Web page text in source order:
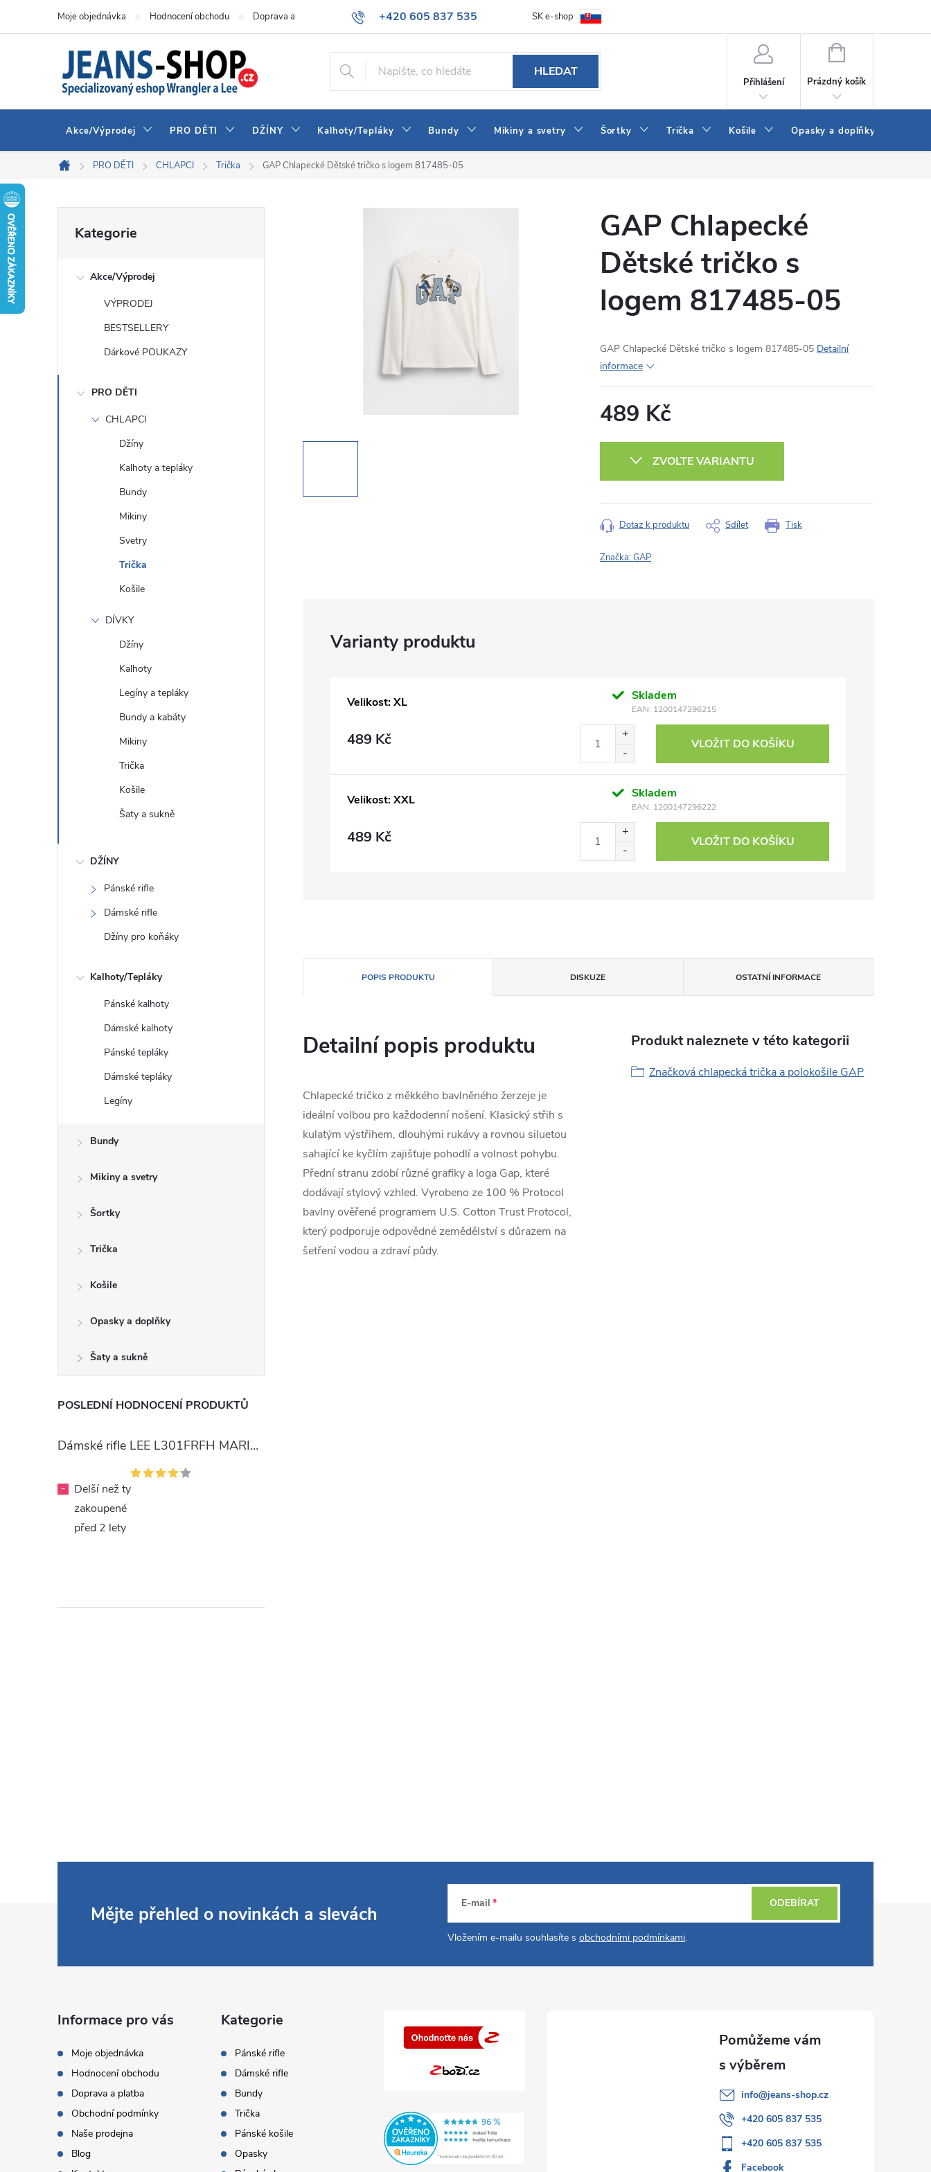
+420 605 837 535
info@jeans-shop.cz
Moje objednávka Hodnocení obchodu Doprava a platba Obchodní podmínky Naše prodejna Blog Kontakt
SK e-shop
HLEDAT
Přihlášení
NÁKUPNÍ
Prázdný košík
Akce/Výprodej PRO DĚTI DŽÍNY Kalhoty/Tepláky Bundy Mikiny a svetry Šortky Trička Košile Opasky a doplňky
Domů
PRO DĚTI CHLAPCI Trička GAP Chlapecké Dětské tričko s logem 817485-05
kategorie
Kategorie
Akce/Výprodej
VÝPRODEJ
BESTSELLERY
Dárkové POUKAZY
PRO DĚTI
CHLAPCI
Džíny
Kalhoty a tepláky
Bundy
Mikiny
Svetry
Trička
Košile
DÍVKY
Džíny
Kalhoty
Legíny a tepláky
Bundy a kabáty
Mikiny
Trička
Košile
Šaty a sukně
DŽÍNY
Pánské rifle
Dámské rifle
Džíny pro koňáky
Kalhoty/Tepláky
Pánské kalhoty
Dámské kalhoty
Pánské tepláky
Dámské tepláky
Legíny
Bundy
Mikiny a svetry
Šortky
Trička
Košile
Opasky a doplňky
Šaty a sukně
POSLEDNÍ HODNOCENÍ PRODUKTŮ
Dámské rifle LEE L301FRFH MARION STRAIGHT RINSE
-
Delší než ty
zakoupené
před 2 lety
GAP Chlapecké
Dětské tričko s
logem 817485-05
GAP Chlapecké Dětské tričko s logem 817485-05 Detailní
informace
489 Kč
ZVOLTE VARIANTU
Tisk
Dotaz k produktu Sdílet
Značka:GAP
Velikost: XL Skladem
EAN: 1200147296215
489 Kč VLOŽIT DO KOŠÍKU
Velikost: XXL Skladem
EAN: 1200147296222
489 Kč VLOŽIT DO KOŠÍKU
POPIS PRODUKTU DISKUZE OSTATNÍ INFORMACE
Detailní popis produktu
Chlapecké tričko z měkkého bavlněného žerzeje je
ideální volbou pro každodenní nošení. Klasický střih s
kulatým výstřihem, dlouhými rukávy a rovnou siluetou
sahající ke kyčlím zajišťuje pohodlí a volnost pohybu.
Přední stranu zdobí různé grafiky a loga Gap, které
dodávají stylový vzhled. Vyrobeno ze 100 % Protocol
bavlny ověřené programem U.S. Cotton Trust Protocol,
který podporuje odpovědné zemědělství s důrazem na
šetření vodou a zdraví půdy.
Produkt naleznete v této kategorii
Značková chlapecká trička a polokošile GAP
Mějte přehled o novinkách a slevách E-mail
Vložením e-mailu souhlasíte s obchodními podmínkami.
ODEBÍRAT
Informace pro vás
Moje objednávka
Hodnocení obchodu
Doprava a platba
Obchodní podmínky
Naše prodejna
Blog
Kategorie
Pánské rifle
Dámské rifle
Bundy
Trička
Pánské košile
Opasky
info@jeans-shop.cz
+420 605 837 535
+420 605 837 535
Facebook